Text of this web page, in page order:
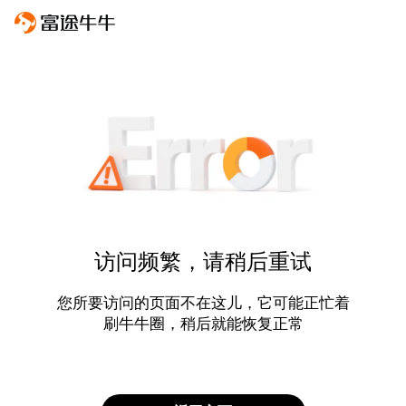
访问频繁，请稍后重试
您所要访问的页面不在这儿，它可能正忙着
刷牛牛圈，稍后就能恢复正常